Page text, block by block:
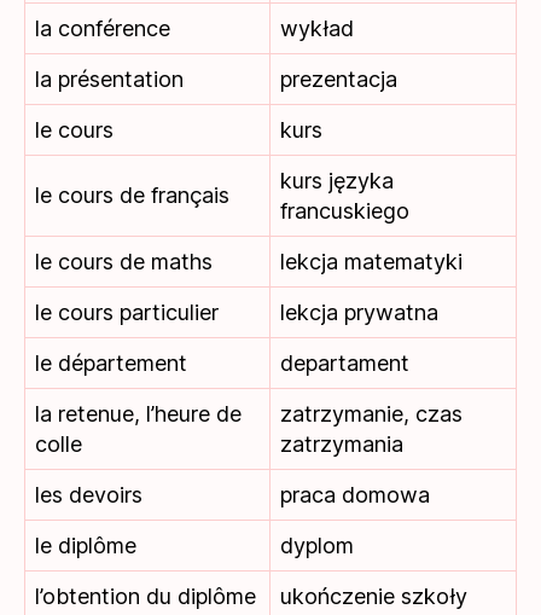
la conférence
wykład
la présentation
prezentacja
le cours
kurs
le cours de français
kurs języka
francuskiego
le cours de maths
lekcja matematyki
le cours particulier
lekcja prywatna
le département
departament
la retenue, l’heure de
colle
zatrzymanie, czas
zatrzymania
les devoirs
praca domowa
le diplôme
dyplom
l’obtention du diplôme
ukończenie szkoły